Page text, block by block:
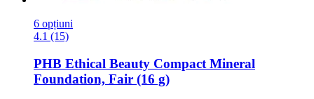
6 opțiuni
4.1 (15)
PHB Ethical Beauty Compact Mineral
Foundation, Fair (16 g)